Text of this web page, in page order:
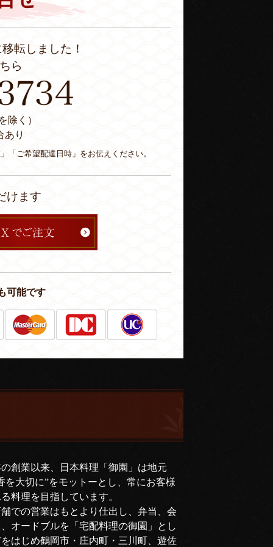
転しました！
ら
除く）
あり
「ご希望配達日時」をお伝えください。
けます
可能です
創業以来、日本料理「御園」は地元
を大切に”をモットーとし、常にお客様
料理を目指しています。
での営業はもとより仕出し、弁当、会
オードブルを「宅配料理の御園」とし
はじめ鶴岡市・庄内町・三川町、遊佐